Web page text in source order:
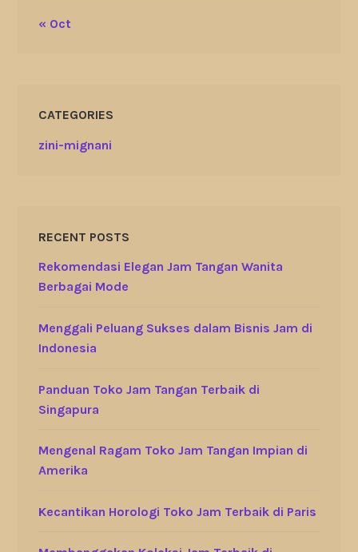
« Oct
CATEGORIES
zini-mignani
RECENT POSTS
Rekomendasi Elegan Jam Tangan Wanita
Berbagai Mode
Menggali Peluang Sukses dalam Bisnis Jam di
Indonesia
Panduan Toko Jam Tangan Terbaik di
Singapura
Mengenal Ragam Toko Jam Tangan Impian di
Amerika
Kecantikan Horologi Toko Jam Terbaik di Paris